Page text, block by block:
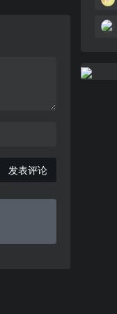
发表评论